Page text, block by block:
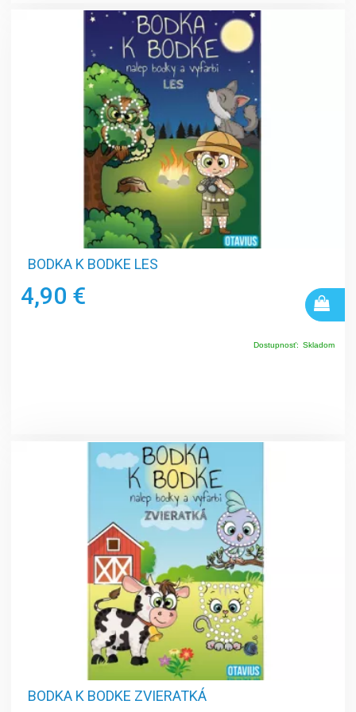
BODKA K BODKE LES
4,90 €
Dostupnosť: Skladom
BODKA K BODKE ZVIERATKÁ